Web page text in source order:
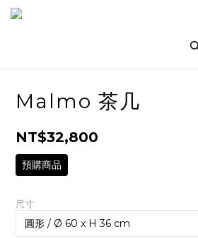
Malmo 茶几
NT$32,800
預購商品
尺寸